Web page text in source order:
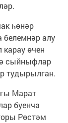
һөнәр
белемнәр алу
өчен
сыйныфлар
тудырылган.
Марат
буенча
Рөстәм